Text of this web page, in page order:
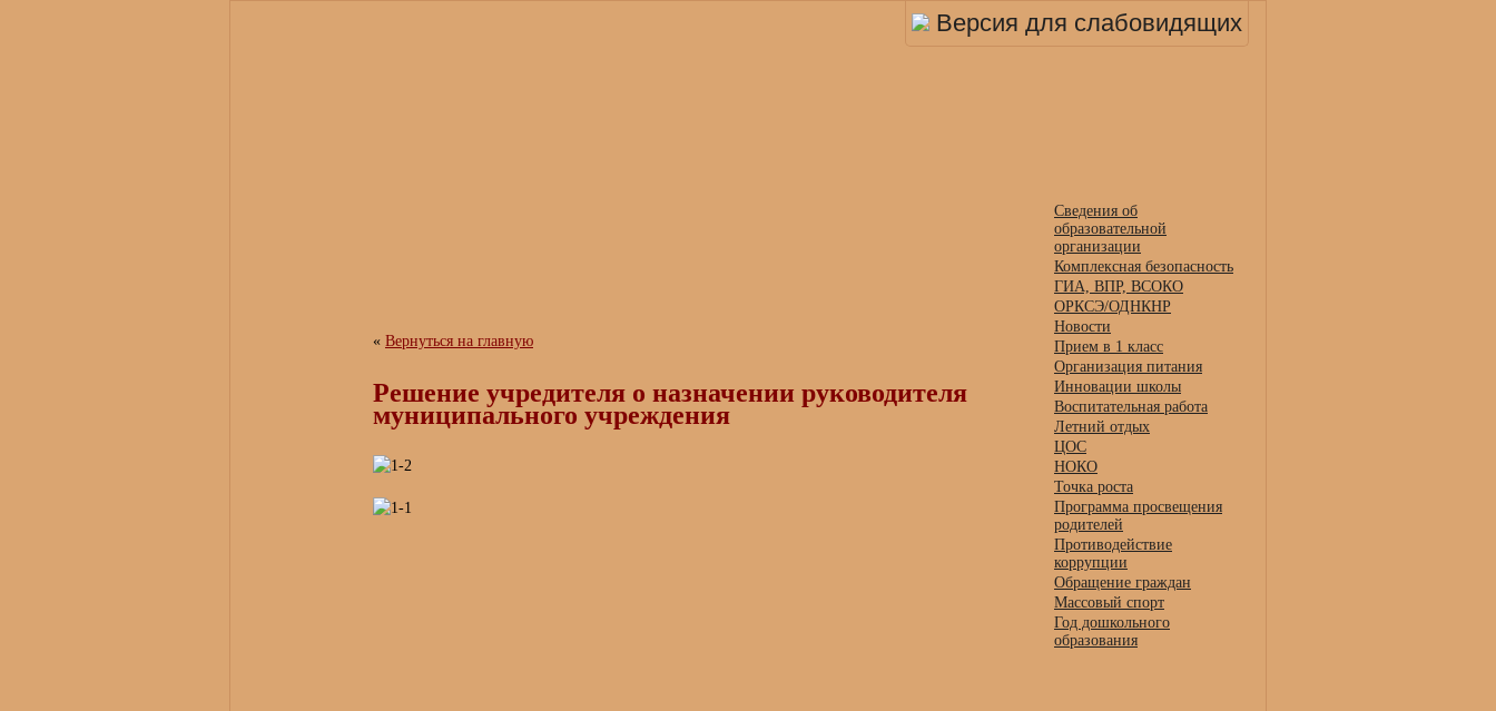
Версия для слабовидящих
« Вернуться на главную
Решение учредителя о назначении руководителя
муниципального учреждения
Сведения об
образовательной
организации
Комплексная безопасность
ГИА, ВПР, ВСОКО
ОРКСЭ/ОДНКНР
Новости
Прием в 1 класс
Организация питания
Инновации школы
Воспитательная работа
Летний отдых
ЦОС
НОКО
Точка роста
Программа просвещения
родителей
Противодействие
коррупции
Обращение граждан
Массовый спорт
Год дошкольного
образования